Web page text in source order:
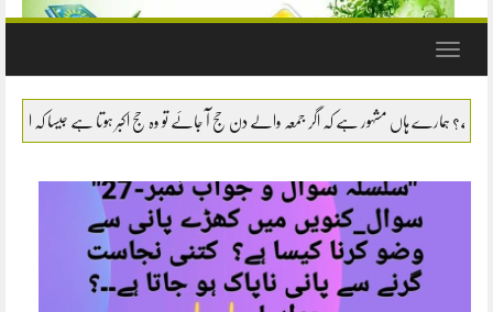
Toggle
سوال- نماز میں سانپ یا بچھو وغیرہ کو مارنا یا اشارتاً کسی کام سے